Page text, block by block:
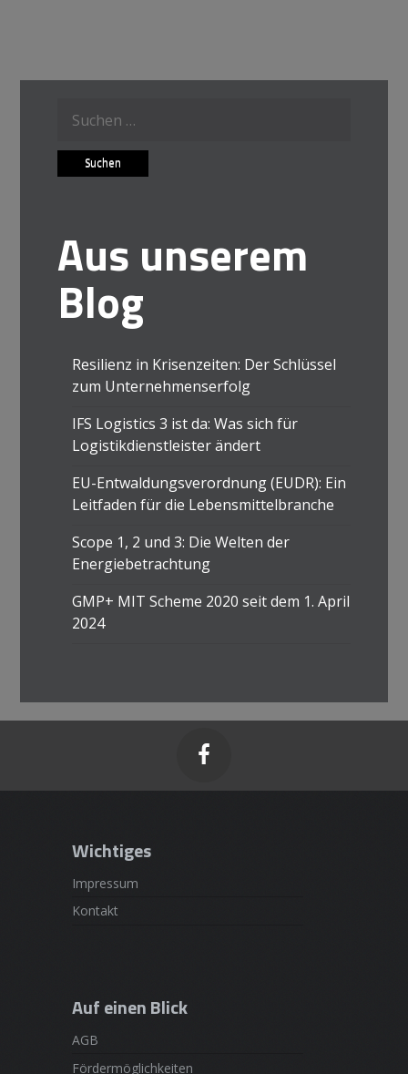
Suche
nach:
Aus unserem
Blog
Resilienz in Krisenzeiten: Der Schlüssel
zum Unternehmenserfolg
IFS Logistics 3 ist da: Was sich für
Logistikdienstleister ändert
EU-Entwaldungsverordnung (EUDR): Ein
Leitfaden für die Lebensmittelbranche
Scope 1, 2 und 3: Die Welten der
Energiebetrachtung
GMP+ MIT Scheme 2020 seit dem 1. April
2024

Wichtiges
Impressum
Kontakt
Auf einen Blick
AGB
Fördermöglichkeiten